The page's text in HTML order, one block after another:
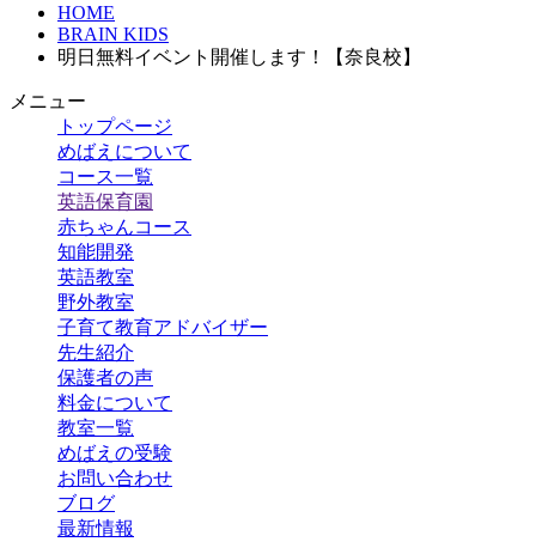
HOME
BRAIN KIDS
明日無料イベント開催します！【奈良校】
メニュー
トップページ
めばえについて
コース一覧
英語保育園
赤ちゃんコース
知能開発
英語教室
野外教室
子育て教育アドバイザー
先生紹介
保護者の声
料金について
教室一覧
めばえの受験
お問い合わせ
ブログ
最新情報